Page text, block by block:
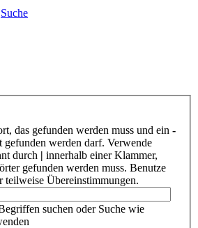
Suche
das gefunden werden muss und ein -
gefunden werden darf. Verwende
durch | innerhalb einer Klammer,
gefunden werden muss. Benutze
teilweise Übereinstimmungen.
suchen oder Suche wie